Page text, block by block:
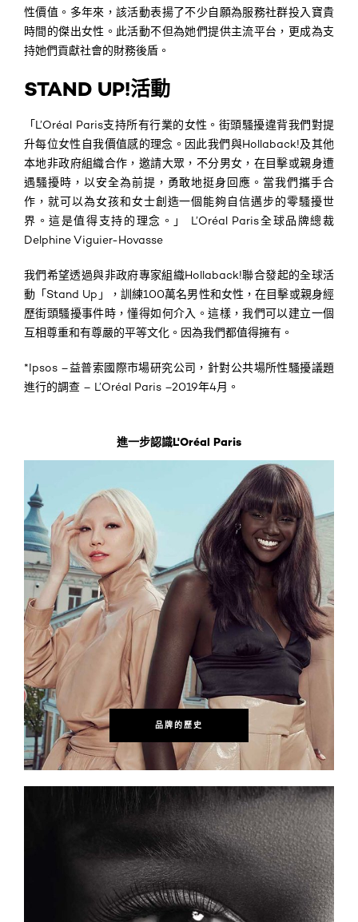
性價值。多年來，該活動表揚了不少自願為服務社群投入寶貴
時間的傑出女性。此活動不但為她們提供主流平台，更成為支
持她們貢獻社會的財務後盾。
STAND UP!活動
「L’Oréal Paris支持所有行業的女性。街頭騷擾違背我們對提
升每位女性自我價值感的理念。因此我們與Hollaback!及其他
本地非政府組織合作，邀請大眾，不分男女，在目擊或親身遭
遇騷擾時，以安全為前提，勇敢地挺身回應。當我們攜手合
作，就可以為女孩和女士創造一個能夠自信邁步的零騷擾世
界。這是值得支持的理念。」 L’Oréal Paris全球品牌總裁
Delphine Viguier-Hovasse
我們希望透過與非政府專家組織Hollaback!聯合發起的全球活
動「Stand Up」，訓練100萬名男性和女性，在目擊或親身經
歷街頭騷擾事件時，懂得如何介入。這樣，我們可以建立一個
互相尊重和有尊嚴的平等文化。因為我們都值得擁有。
*Ipsos –益普索國際市場研究公司，針對公共場所性騷擾議題
進行的調查 – L’Oréal Paris –2019年4月。
進一步認識L'Oréal Paris
品牌的歷史